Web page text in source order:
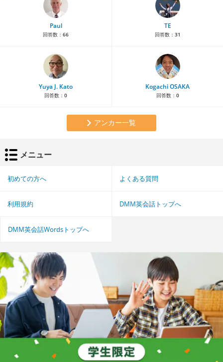
Paul
回答数： 66
TE
回答数： 31
Yuya J. Kato
回答数： 0
Kogachi OSAKA
回答数： 0
アンカー一覧
メニュー
初めての方へ よくある質問
利用規約 DMM英会話トップへ
DMM英会話Wordsトップへ